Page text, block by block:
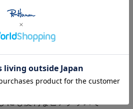
シャッタープルー
（4P）
にも便利なビアグラスで